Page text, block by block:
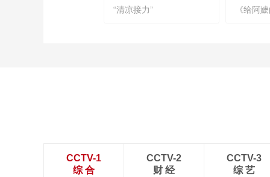
“清凉接力” 《给阿
CCTV-1
综 合
CCTV-2
财 经
CCTV-3
综 艺